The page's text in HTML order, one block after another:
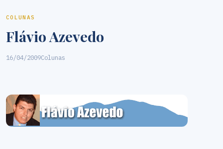
COLUNAS
Flávio Azevedo
16/04/2009Colunas